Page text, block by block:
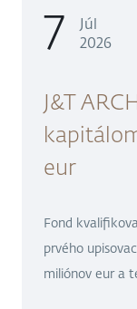
podiel na jeho
7
Júl
2026
J&T
eur
Fond
prvého
miliónov eur a